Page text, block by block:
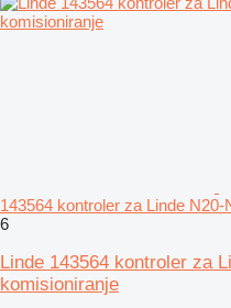
143564 kontroler za Linde
6
Linde 143564 kontroler za
komisioniranje